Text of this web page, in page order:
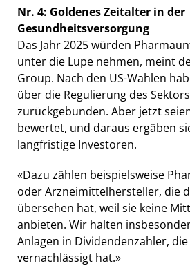
Nr. 4: Goldenes Zeitalter in der
Gesundheitsversorgung
Das Jahr 2025 würden
unter die Lupe nehmen, meint
Group. Nach den US-Wahlen
über die Regulierung des
zurückgebunden. Aber jetzt
bewertet, und daraus ergäben
langfristige Investoren.
«Dazu zählen beispielsweise
oder Arzneimittelhersteller, die
übersehen hat, weil sie keine
anbieten. Wir halten
Anlagen in Dividendenzahler,
vernachlässigt hat.»